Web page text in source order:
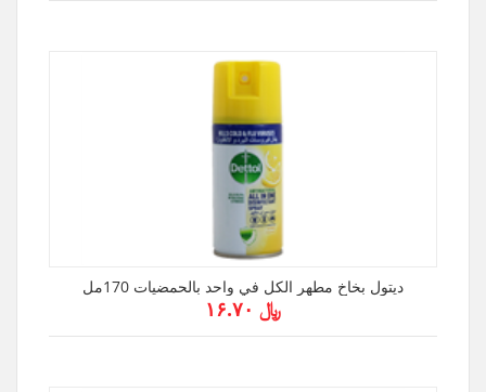
ديتول بخاخ مطهر الكل في واحد بالحمضيات 170مل
﷼ ۱۶.۷۰